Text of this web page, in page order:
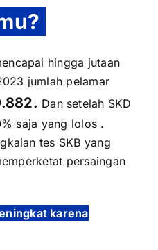
hingga jutaan
jumlah pelamar
Dan setelah SKD
saja yang lolos .
tes SKB yang
persaingan
karena